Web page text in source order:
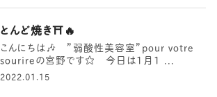
とんど焼き⛩️🔥
こんにちは🎶 ”弱酸性美容室”pour votre
sourireの宮野です☆ 今日は1月1 ...
2022.01.15